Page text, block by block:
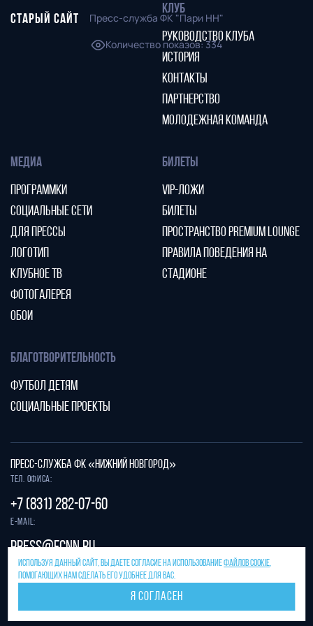
Пресс-служба ФК "Пари НН"
Количество показов:334
СТАРЫЙ САЙТ
КЛУБ
РУКОВОДСТВО КЛУБА
ИСТОРИЯ
КОНТАКТЫ
ПАРТНЕРСТВО
МОЛОДЕЖНАЯ КОМАНДА
МЕДИА
ПРОГРАММКИ
СОЦИАЛЬНЫЕ СЕТИ
ДЛЯ ПРЕССЫ
ЛОГОТИП
КЛУБНОЕ ТВ
ФОТОГАЛЕРЕЯ
ОБОИ
БИЛЕТЫ
VIP-ЛОЖИ
БИЛЕТЫ
ПРОСТРАНСТВО PREMIUM LOUNGE
ПРАВИЛА ПОВЕДЕНИЯ НА
СТАДИОНЕ
БЛАГОТВОРИТЕЛЬНОСТЬ
ФУТБОЛ ДЕТЯМ
СОЦИАЛЬНЫЕ ПРОЕКТЫ
Защита от спама reCAPTCHA.
Конфиденциальностьиусловия использования
ПРЕСС-СЛУЖБА ФК «НИЖНИЙ НОВГОРОД»
Тел. офиса:
+7 (831) 282-07-60
E-mail:
press@fcnn.ru
ИСПОЛЬЗУЯ ДАННЫЙ САЙТ, ВЫ ДАЕТЕ СОГЛАСИЕ НА ИСПОЛЬЗОВАНИЕФАЙЛОВ COOKIE,
ПОМОГАЮЩИХ НАМ СДЕЛАТЬ ЕГО УДОБНЕЕ ДЛЯ ВАС.
Я СОГЛАСЕН